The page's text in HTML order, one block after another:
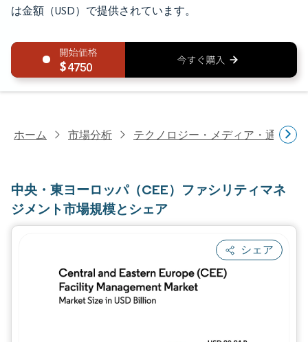
は金額（USD）で提供されています。
4750
ホーム 市場分析 テクノロジー・メディア・通信研
中央・東ヨーロッパ（CEE）ファシリティマネ
ジメント市場規模とシェア
シェア